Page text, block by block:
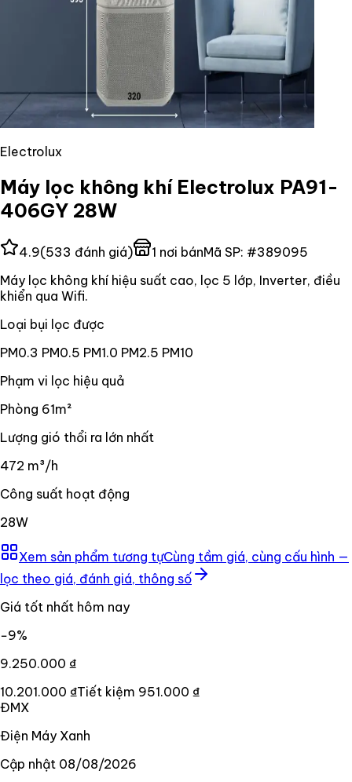
Electrolux
Máy lọc không khí Electrolux PA91-
406GY 28W
4.9(533 đánh giá) 1 nơi bánMã SP: #389095
Máy lọc không khí hiệu suất cao, lọc 5 lớp, Inverter, điều
khiển qua Wifi.
Loại bụi lọc được
PM0.3 PM0.5 PM1.0 PM2.5 PM10
Phạm vi lọc hiệu quả
Phòng 61m²
Lượng gió thổi ra lớn nhất
472 m³/h
Công suất hoạt động
28W
Xem sản phẩm tương tựCùng tầm giá, cùng cấu hình —
lọc theo giá, đánh giá, thông số
Giá tốt nhất hôm nay
−9%
9.250.000 ₫
10.201.000 ₫Tiết kiệm 951.000 ₫
ĐMX
Điện Máy Xanh
Cập nhật 08/08/2026